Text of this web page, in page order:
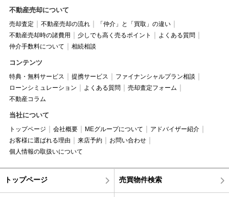
不動産売却について
売却査定 不動産売却の流れ
「仲介」と「買取」の違い
不動産売却時の諸費用
少しでも高く売るポイント
よくある質問
仲介手数料について
相続相談
コンテンツ
特典・無料サービス 提携サービス
ファイナンシャルプラン相談
ローンシミュレーション
よくある質問
売却査定フォーム
不動産コラム
当社について
トップページ 会社概要 MEグループについて
アドバイザー紹介
お客様に選ばれる理由
来店予約
お問い合わせ
個人情報の取扱いについて
トップページ 売買物件検索